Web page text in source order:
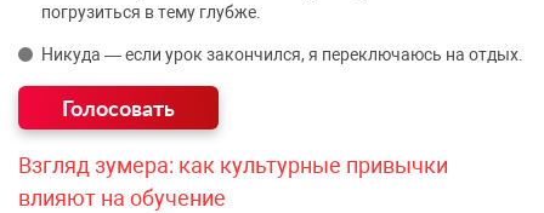
погрузиться в тему глубже.
Никуда — если урок закончился, я переключаюсь на отдых.
Взгляд зумера: как культурные привычки
влияют на обучение